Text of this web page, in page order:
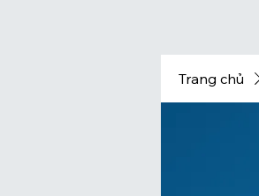
Trang chủ